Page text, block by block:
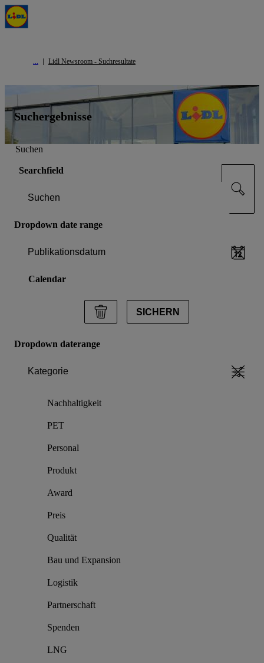
Lidl Newsroom - Suchresultate
Suchergebnisse
Suchen
Searchfield
Dropdown date range
Publikationsdatum
Calendar
SICHERN
Dropdown daterange
Kategorie
Nachhaltigkeit
PET
Personal
Produkt
Award
Preis
Qualität
Bau und Expansion
Logistik
Partnerschaft
Spenden
LNG